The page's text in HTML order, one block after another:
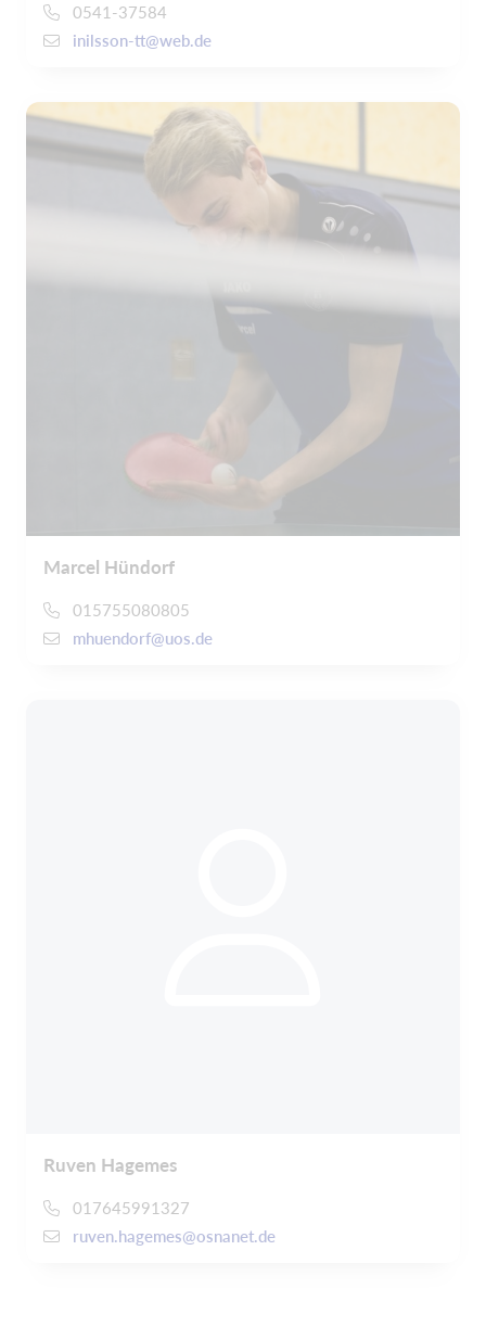
0541-37584
inilsson-tt@web.de
Marcel Hündorf
015755080805
mhuendorf@uos.de
Ruven Hagemes
017645991327
ruven.hagemes@osnanet.de